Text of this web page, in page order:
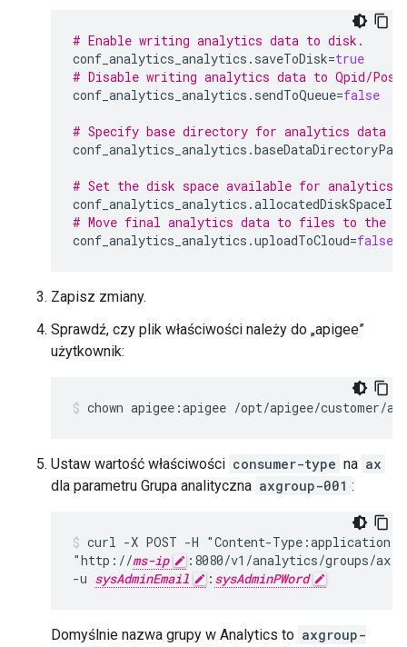
# Enable writing analytics data to disk.
conf_analytics_analytics . saveToDisk=true
# Disable writing analytics data to Qpid/
conf_analytics_analytics . sendToQueue=false
# Specify base directory for analytics data
conf_analytics_analytics .baseDataDirectoryPath
# Set the disk space available for analytics
conf_analytics_analytics .
# Move final analytics data to files to the /
conf_analytics_analytics .uploadToCloud=false
Zapisz zmiany.
Sprawdź, czy plik właściwości należy do „apigee”
użytkownik:
chown apigee:apigee /opt/apigee/customer/
Ustaw wartość właściwości consumer-type na ax
dla parametru Grupa analityczna axgroup-001 :
curl -X POST -H "Content-
"http://ms-ip :8080/v1/analytics/groups/ax/
-u sysAdminEmail : sysAdminPWord
Domyślnie nazwa grupy w Analytics to axgroup-